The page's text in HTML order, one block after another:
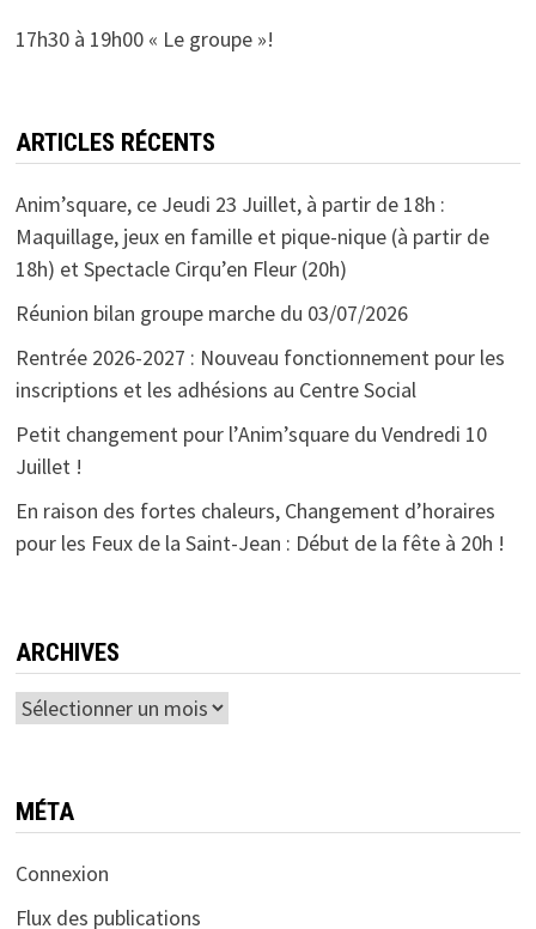
17h30 à 19h00 « Le groupe »!
ARTICLES RÉCENTS
Anim’square, ce Jeudi 23 Juillet, à partir de 18h :
Maquillage, jeux en famille et pique-nique (à partir de
18h) et Spectacle Cirqu’en Fleur (20h)
Réunion bilan groupe marche du 03/07/2026
Rentrée 2026-2027 : Nouveau fonctionnement pour les
inscriptions et les adhésions au Centre Social
Petit changement pour l’Anim’square du Vendredi 10
Juillet !
En raison des fortes chaleurs, Changement d’horaires
pour les Feux de la Saint-Jean : Début de la fête à 20h !
ARCHIVES
Archives
MÉTA
Connexion
Flux des publications